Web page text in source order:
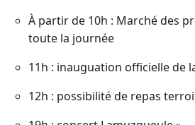
À partir de 10h : Marché des
toute la journée
11h : inauguation officielle de
12h : possibilité de repas